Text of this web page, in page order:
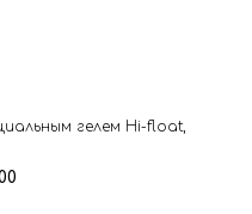
гелем Hi-float,